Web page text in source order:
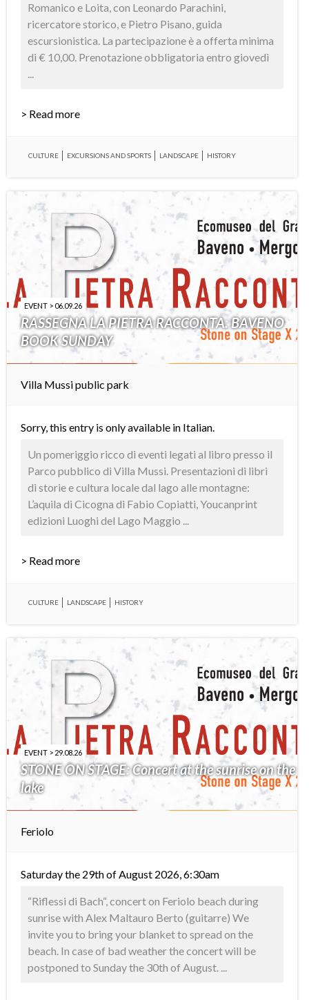
Romanico e Loita, con Leonardo Parachini,
ricercatore storico, e Pietro Pisano, guida
escursionistica. La partecipazione è a offerta minima
di € 10,00. Prenotazione obbligatoria entro giovedì
...
> Read more
CULTURE EXCURSIONS AND SPORTS LANDSCAPE HISTORY
EVENT > 06.09.26
RASSEGNA LA PIETRA RACCONTA: BAVENO
BOOK SUNDAY
Villa Mussi public park
Sorry, this entry is only available in Italian.
Un pomeriggio ricco di eventi legati al libro presso il
Parco pubblico di Villa Mussi. Presentazioni di libri
di storie e cultura locale dal lago alle montagne:
L’aquila di Cicogna di Fabio Copiatti, Youcanprint
edizioni Luoghi del Lago Maggio ...
> Read more
CULTURE LANDSCAPE HISTORY
EVENT > 29.08.26
STONE ON STAGE: Concert at the sunrise on the
lake
Feriolo
Saturday the 29th of August 2026, 6:30am
“Riflessi di Bach“, concert on Feriolo beach during
sunrise with Alex Maltauro Berto (guitarre) We
invite you to bring your blanket to spread on the
beach. In case of bad weather the concert will be
postponed to Sunday the 30th of August. ...